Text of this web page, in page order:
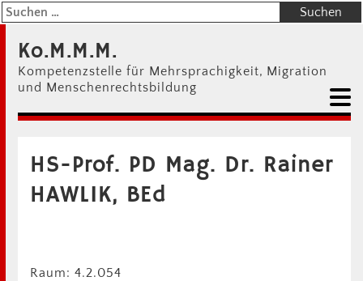
Ko.M.M.M.
Kompetenzstelle für Mehrsprachigkeit, Migration
und Menschenrechtsbildung
HS-Prof. PD Mag. Dr. Rainer
HAWLIK, BEd
Raum: 4.2.054